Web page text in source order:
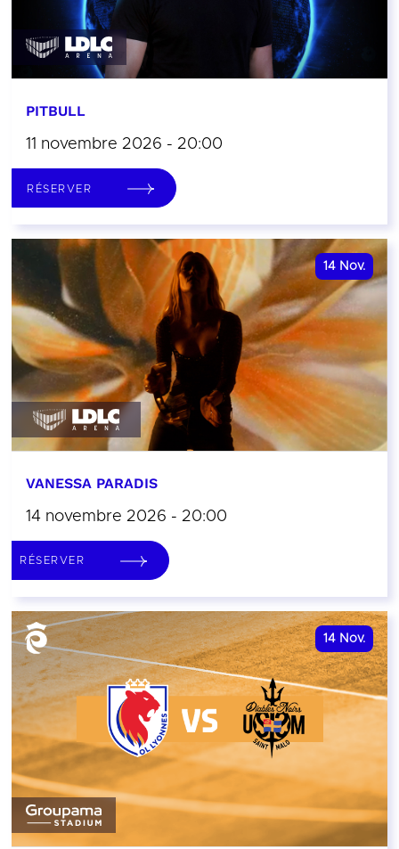
PITBULL
11 novembre 2026 - 20:00
RÉSERVER
14 Nov.
VANESSA PARADIS
14 novembre 2026 - 20:00
RÉSERVER
14 Nov.